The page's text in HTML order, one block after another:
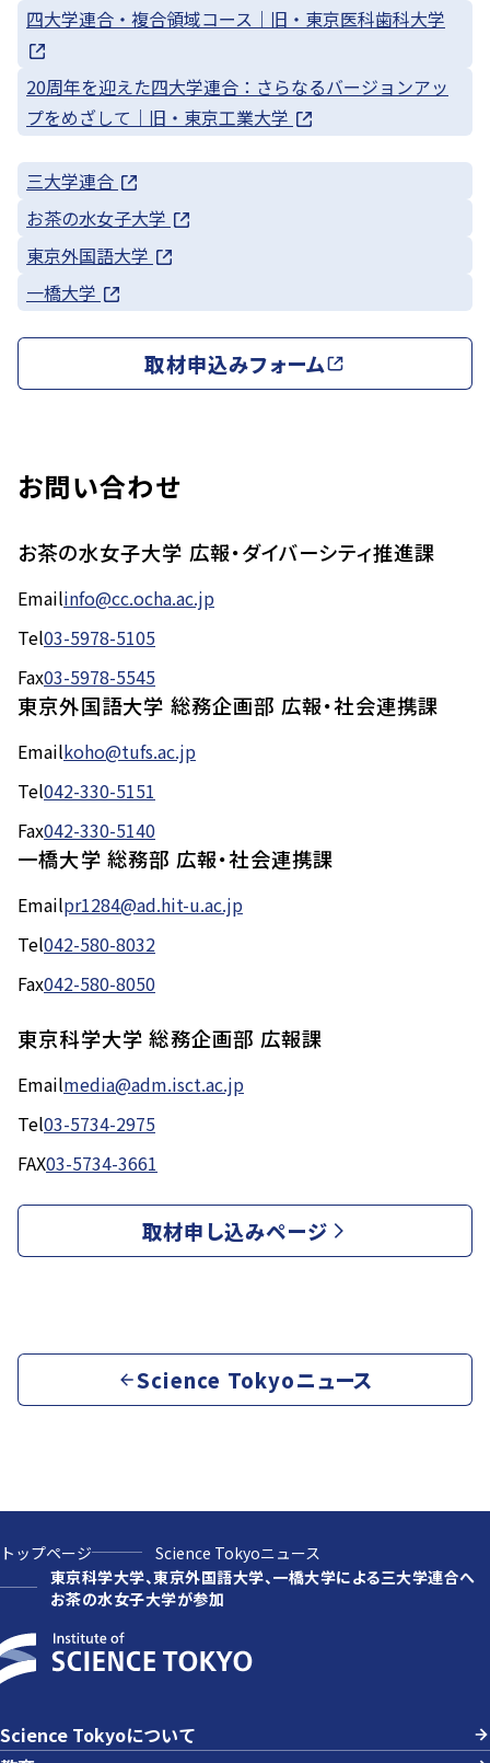
四大学連合・複合領域コース｜旧・東京医科歯科大学
20周年を迎えた四大学連合：さらなるバージョンアッ
プをめざして｜旧・東京工業大学
三大学連合
お茶の水女子大学
東京外国語大学
一橋大学
取材申込みフォーム
お問い合わせ
お茶の水女子大学 広報・ダイバーシティ推進課
Emailinfo@cc.ocha.ac.jp
Tel03-5978-5105
Fax03-5978-5545
東京外国語大学 総務企画部 広報・社会連携課
Emailkoho@tufs.ac.jp
Tel042-330-5151
Fax042-330-5140
一橋大学 総務部 広報・社会連携課
Emailpr1284@ad.hit-u.ac.jp
Tel042-580-8032
Fax042-580-8050
東京科学大学 総務企画部 広報課
Emailmedia@adm.isct.ac.jp
Tel03-5734-2975
FAX03-5734-3661
取材申し込みページ
Science Tokyoニュース
トップページ
Science Tokyoニュース
東京科学大学、東京外国語大学、一橋大学による三大学連合へ
お茶の水女子大学が参加
Science Tokyoについて